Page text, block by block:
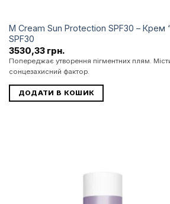
M Cream Sun Protection SPF30 – Крем
SPF30
3530,33 грн.
Попереджає утворення пігментних плям.
сонцезахисний фактор.
ДОДАТИ В КОШИК